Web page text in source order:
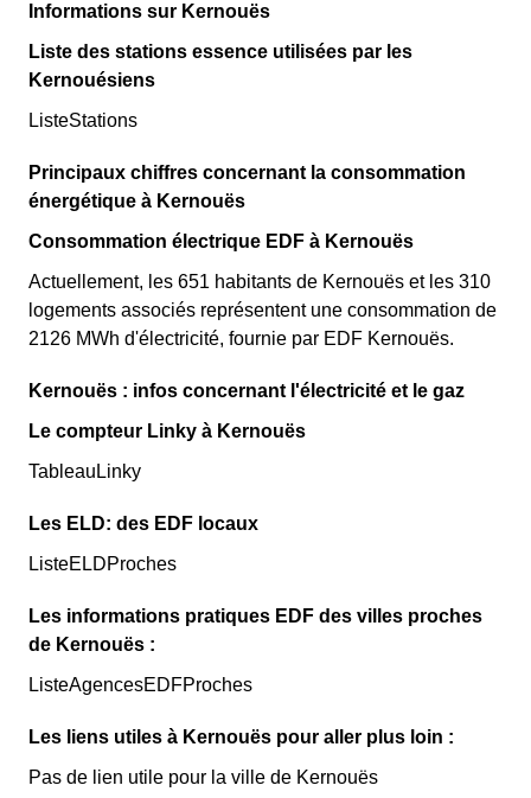
Informations sur Kernouës
Liste des stations essence utilisées par les
Kernouésiens
ListeStations
Principaux chiffres concernant la consommation
énergétique à Kernouës
Consommation électrique EDF à Kernouës
Actuellement, les 651 habitants de Kernouës et les 310
logements associés représentent une consommation de
2126 MWh d'électricité, fournie par EDF Kernouës.
Kernouës : infos concernant l'électricité et le gaz
Le compteur Linky à Kernouës
TableauLinky
Les ELD: des EDF locaux
ListeELDProches
Les informations pratiques EDF des villes proches
de Kernouës :
ListeAgencesEDFProches
Les liens utiles à Kernouës pour aller plus loin :
Pas de lien utile pour la ville de Kernouës